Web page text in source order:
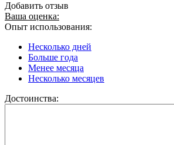
Добавить отзыв
Ваша оценка:
Опыт использования:
Несколько дней
Больше года
Менее месяца
Несколько месяцев
Достоинства: